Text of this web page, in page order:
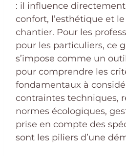
: il influence
confort, l’esthétique et
chantier. Pour les
pour les particuliers, ce
s’impose comme un
pour comprendre les
fondamentaux à
contraintes techniques,
normes écologiques,
prise en compte des
sont les piliers d’une